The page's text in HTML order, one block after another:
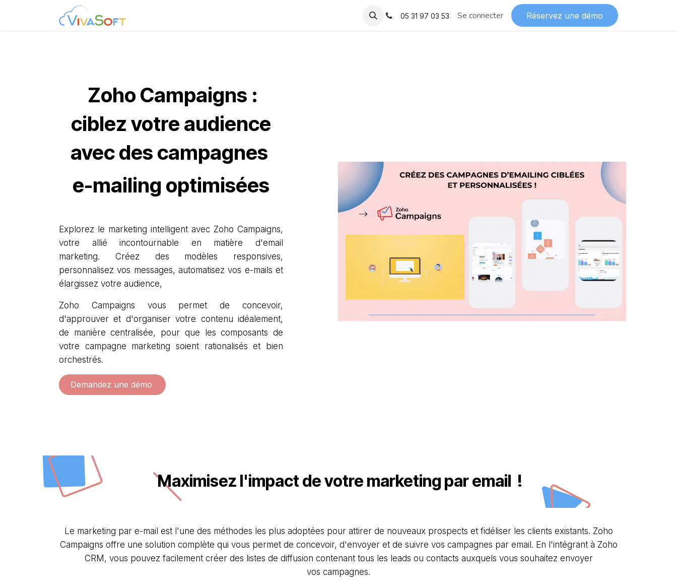
Ressources 05 31 97 03 53 Se connecter Réservez une démo
Zoho Campaigns :
ciblez votre audience
avec des campagnes
e-mailing optimisées
Explorez le marketing intelligent avec Zoho Campaigns,
votre allié incontournable en matière d'email
marketing. Créez des modèles responsives,
personnalisez vos messages, automatisez vos e-mails et
élargissez votre audience,
Zoho Campaigns vous permet de concevoir,
d'approuver et d'organiser votre contenu idéalement,
de manière centralisée, pour que les composants de
votre campagne marketing soient rationalisés et bien
orchestrés.
Demandez une démo
Maximisez l'impact de votre marketing paremail !
Le marketing par e-mail est l'une des méthodes les plus adoptées pour attirer de nouveaux prospects et fidéliser les clients existants. Zoho
Campaigns offre une solution complète qui vous permet de concevoir, d'envoyer et de suivre vos campagnes par email. En l'intégrant à Zoho
CRM, vous pouvez facilement créer des listes de diffusion contenant tous les leads ou contacts auxquels vous souhaitez envoyer
vos campagnes.